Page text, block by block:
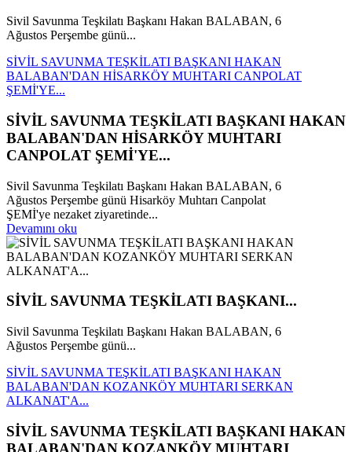
Sivil Savunma Teşkilatı Başkanı Hakan BALABAN, 6
Ağustos Perşembe günü...
SİVİL SAVUNMA TEŞKİLATI BAŞKANI HAKAN
BALABAN'DAN HİSARKÖY MUHTARI CANPOLAT
ŞEMİ'YE...
SİVİL SAVUNMA TEŞKİLATI BAŞKANI HAKAN
BALABAN'DAN HİSARKÖY MUHTARI
CANPOLAT ŞEMİ'YE...
Sivil Savunma Teşkilatı Başkanı Hakan BALABAN, 6
Ağustos Perşembe günü Hisarköy Muhtarı Canpolat
ŞEMİ'ye nezaket ziyaretinde...
Devamını oku
SİVİL SAVUNMA TEŞKİLATI BAŞKANI...
Sivil Savunma Teşkilatı Başkanı Hakan BALABAN, 6
Ağustos Perşembe günü...
SİVİL SAVUNMA TEŞKİLATI BAŞKANI HAKAN
BALABAN'DAN KOZANKÖY MUHTARI SERKAN
ALKANAT'A...
SİVİL SAVUNMA TEŞKİLATI BAŞKANI HAKAN
BALABAN'DAN KOZANKÖY MUHTARI